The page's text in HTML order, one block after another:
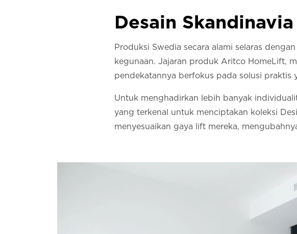
Desain Skandinavia
Produksi Swedia secara alami selaras
kegunaan. Jajaran produk Aritco HomeLift,
pendekatannya berfokus pada solusi
Untuk menghadirkan lebih banyak
yang terkenal untuk menciptakan koleksi
menyesuaikan gaya lift mereka,